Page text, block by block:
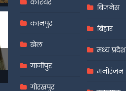
कानपुर
खेल
गाजीपुर
गोरखपुर
बिजनेस
बिहार
मध्य प्रदेश
मनोरंजन